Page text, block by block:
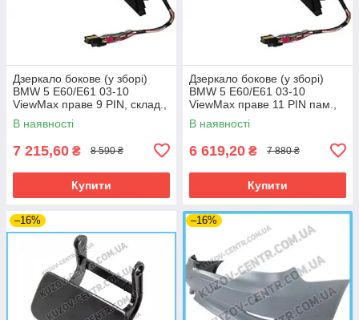
Дзеркало бокове (у зборі)
BMW 5 E60/E61 03-10
ViewMax праве 9 PIN, склад.,
грунт.
В наявності
7 215,60 ₴ 8 590 ₴
Купити
Дзеркало бокове (у зборі)
BMW 5 E60/E61 03-10
ViewMax праве 11 PIN пам.,
склад., грунт.
В наявності
6 619,20 ₴ 7 880 ₴
Купити
–16% –16%